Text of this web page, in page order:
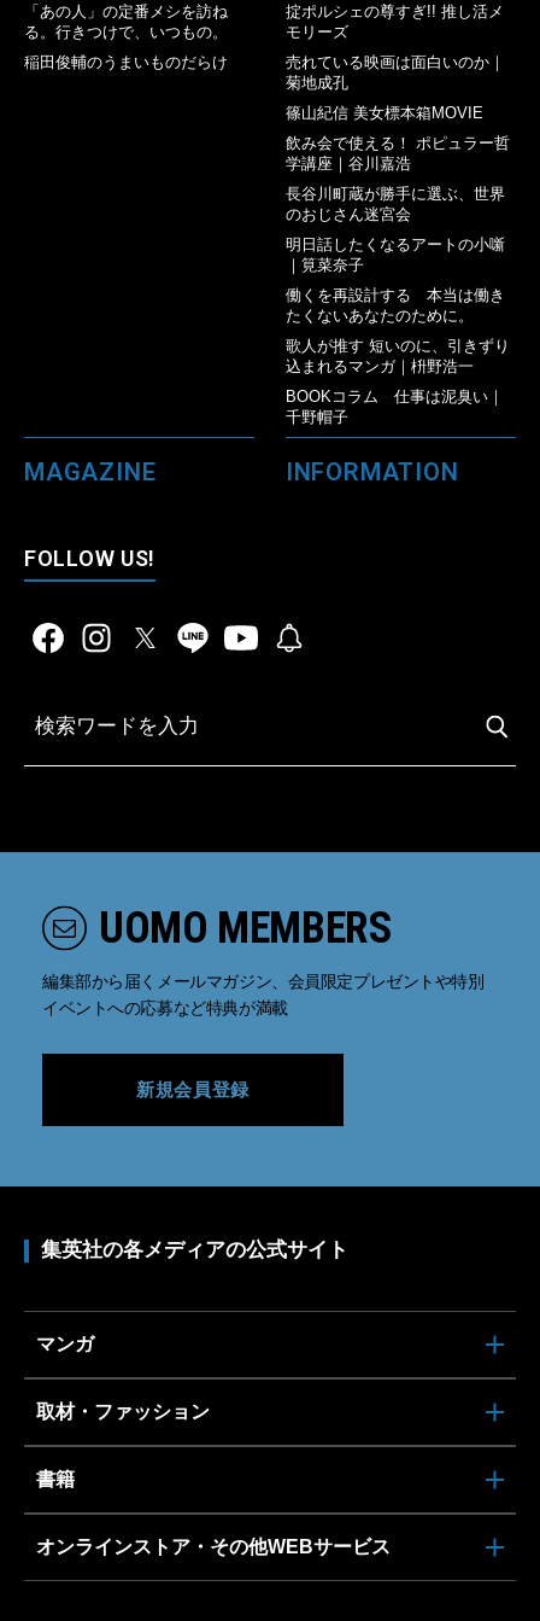
「あの人」の定番メシを訪ね
る。行きつけで、いつもの。
稲田俊輔のうまいものだらけ
掟ポルシェの尊すぎ!! 推し活メ
モリーズ
売れている映画は面白いのか｜
菊地成孔
篠山紀信 美女標本箱MOVIE
飲み会で使える！ ポピュラー哲
学講座｜谷川嘉浩
長谷川町蔵が勝手に選ぶ、世界
のおじさん迷宮会
明日話したくなるアートの小噺
｜筧菜奈子
働くを再設計する 本当は働き
たくないあなたのために。
歌人が推す 短いのに、引きずり
込まれるマンガ｜枡野浩一
BOOKコラム 仕事は泥臭い｜
千野帽子
MAGAZINE INFORMATION
FOLLOW US!
UOMO MEMBERS
編集部から届くメールマガジン、会員限定プレゼントや特別
イベントへの応募など特典が満載
新規会員登録
集英社の各メディアの公式サイト
マンガ
取材・ファッション
書籍
オンラインストア・その他WEBサービス